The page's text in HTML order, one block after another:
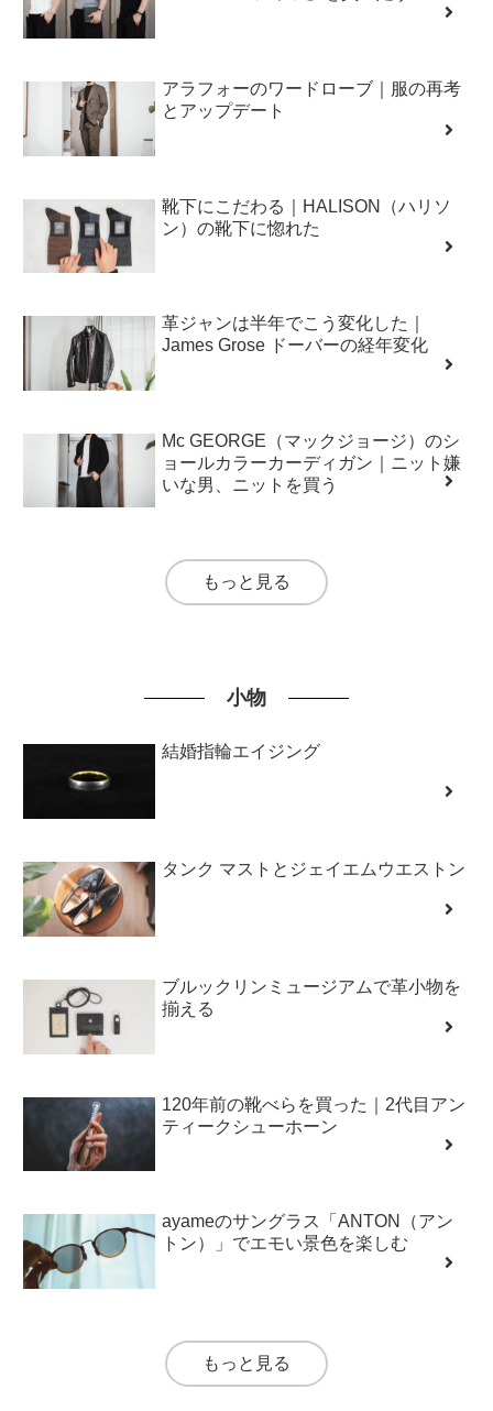
アラフォーのワードローブ｜服の再考
とアップデート
靴下にこだわる｜HALISON（ハリソ
ン）の靴下に惚れた
革ジャンは半年でこう変化した｜
James Grose ドーバーの経年変化
Mc GEORGE（マックジョージ）のシ
ョールカラーカーディガン｜ニット嫌
いな男、ニットを買う
もっと見る
小物
結婚指輪エイジング
タンク マストとジェイエムウエストン
ブルックリンミュージアムで革小物を
揃える
120年前の靴べらを買った｜2代目アン
ティークシューホーン
ayameのサングラス「ANTON（アン
トン）」でエモい景色を楽しむ
もっと見る